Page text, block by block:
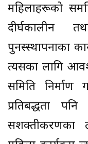
महिलाहरूको
दीर्घकालीन
पुनस्स्थापनाका
त्यसका लागि
समिति निर्माण
प्रतिबद्धता
सशक्तीकरणका